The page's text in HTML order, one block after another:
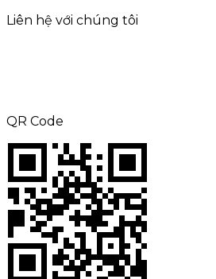
Liên hệ với chúng tôi
QR Code